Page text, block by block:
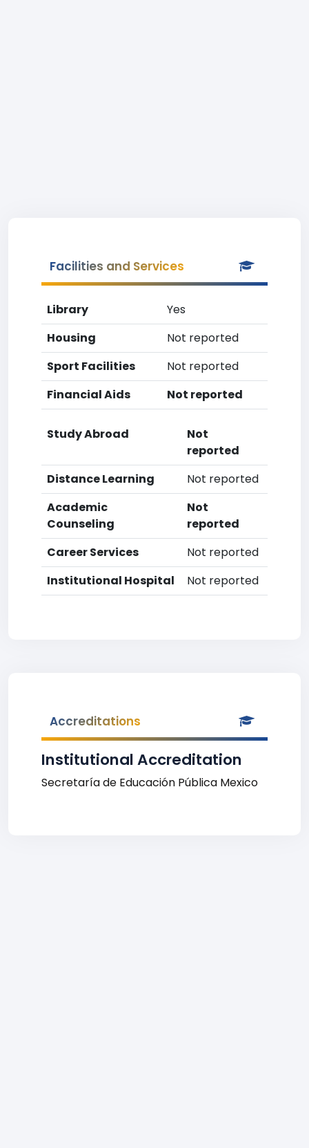
Facilities and Services
Library
Yes
Housing
Not reported
Sport Facilities
Not reported
Financial Aids
Not reported
Study Abroad
Not
reported
Distance Learning
Not reported
Academic
Counseling
Not
reported
Career Services
Not reported
Institutional Hospital
Not reported
Accreditations
Institutional Accreditation
Secretaría de Educación Pública Mexico